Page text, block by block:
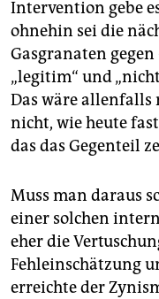
Intervention gebe
ohnehin sei die
Gasgranaten
„legitim“ und
Das wäre allenfalls
nicht, wie heute
das das Gegenteil
Muss man daraus
einer solchen
eher die
Fehleinschätzung
erreichte der